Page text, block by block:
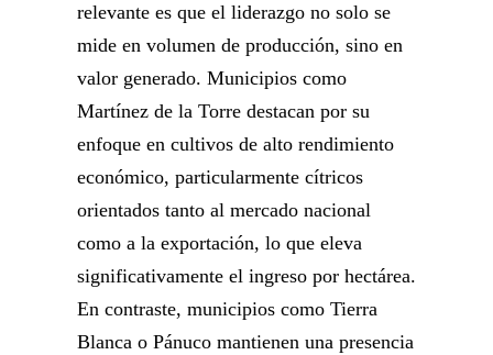
relevante es que el liderazgo no solo se
mide en volumen de producción, sino en
valor generado. Municipios como
Martínez de la Torre destacan por su
enfoque en cultivos de alto rendimiento
económico, particularmente cítricos
orientados tanto al mercado nacional
como a la exportación, lo que eleva
significativamente el ingreso por hectárea.
En contraste, municipios como Tierra
Blanca o Pánuco mantienen una presencia